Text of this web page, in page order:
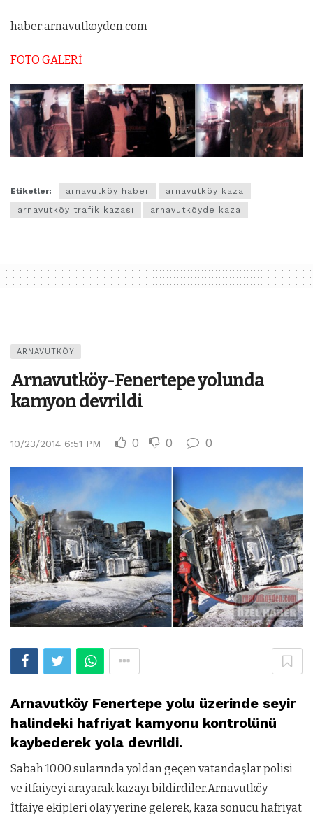
haber:arnavutkoyden.com
FOTO GALERİ
Etiketler: arnavutköy haber
arnavutköy kaza
arnavutköy trafik kazası
arnavutköyde kaza
ARNAVUTKÖY
Arnavutköy-Fenertepe yolunda
kamyon devrildi
10/23/2014 6:51 PM 0 0 0
Arnavutköy Fenertepe yolu üzerinde seyir
halindeki hafriyat kamyonu kontrolünü
kaybederek yola devrildi.
Sabah 10.00 sularında yoldan geçen vatandaşlar polisi
ve itfaiyeyi arayarak kazayı bildirdiler.Arnavutköy
İtfaiye ekipleri olay yerine gelerek, kaza sonucu hafriyat